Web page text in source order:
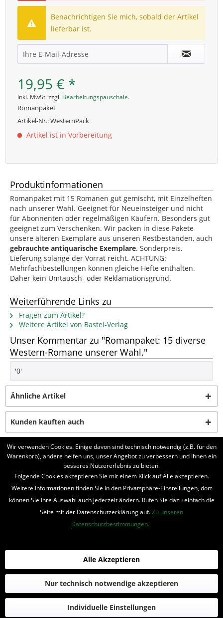
Benachrichtigen Sie mich, sobald der Artikel
lieferbar ist.
19,95 € *
inkl. MwSt. zzgl. Bearbeitungspauschale.
Romanpaket
Artikel-Nr.:WesternPack
Artikel ist in Vorbereitung
Produktinformationen
Romanpaket mit 15 Romanen gut gemischt, mit Einzelheften
nach unserer Wahl. Geeignet für Neueinsteiger und nicht
für Abonnenten oder regelmäßigen Käufern. Besonders gut
geeignet zum Verschenken. Wir packen in diese Pakete
unsere älteren Exemplare aus unseren Restbeständen, auch
gebrauchte antiquarische Exemplare. Sonderpreis.
Lieferung solange der Vorrat reicht. ACHTUNG:
Mehrfachbestellungen können gleiche Hefte enthalten.
Daher kein Umtausch- oder Reklamationsgrund.
Weiterführende Links zu
Fragen zum Artikel?
Weitere Artikel von Bastei-Verlag
Unser Kommentar zu "Romanpaket: 15 diverse
Western-Romane unserer Wahl."
'0'
Ähnliche Artikel
Kunden kauften auch
Kunden haben sich ebenfalls angesehen
BELIEBTE SERIEN
UNSER SHOP
Bestellung widerrufen
* Alle Preise inkl. MwSt. und zzgl.Bearbeitungspauschale
© 2016-2022 Romantruhe - Buchversand, Joachim Otto
Wir verwenden Cookies. Einige davon sind technisch notwendig (z.B. für den
Warenkorb), andere helfen uns, unser Angebot zu verbessern und Ihnen ein
besseres Nutzererlebnis zu bieten.
Folgende Cookies akzeptieren Sie mit einem Klick auf Alle akzeptieren.
Weitere Informationen finden Sie in den Privatsphäre-Einstellungen, dort
können Sie Ihre Auswahl auch jederzeit ändern. Rufen Sie dazu einfach die
Seite mit der Datenschutzerklärung auf.Zu unseren
Datenschutzbestimmungen.
Individuelle Einstellungen
Nur technisch notwendige akzeptieren
Alle Akzeptieren